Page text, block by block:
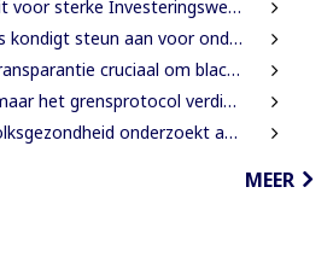
Investeringswet en onafhankelijke SITA
aan voor onderzoek naar cultureel erfgoed
cruciaal om blacklisting te voorkomen.
grensprotocol verdient het debat
aanbieders van onbewezen middelen tegen nierfalen
MEER